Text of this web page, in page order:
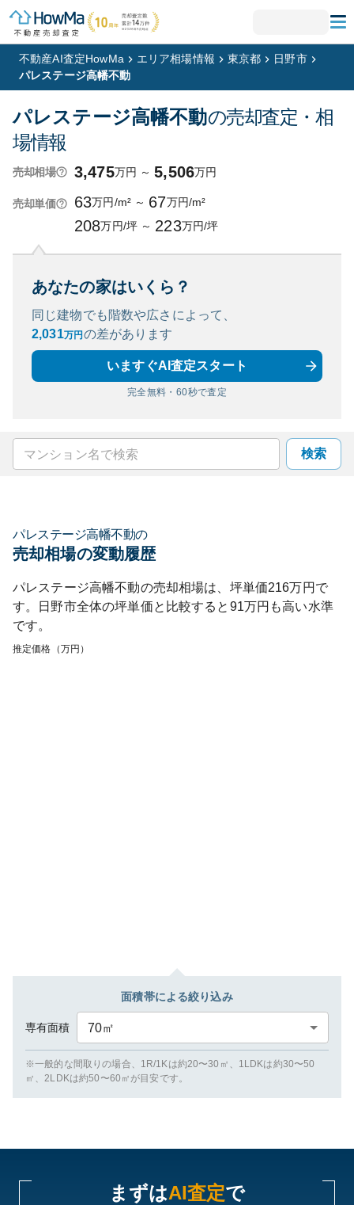
不動産AI査定HowMa エリア相場情報 東京都
日野市
パレステージ高幡不動
パレステージ高幡不動の売却査定・相
場情報
売却相場 3,475万円 ～ 5,506万円
売却単価 63万円/m² ～ 67万円/m²
208万円/坪 ～ 223万円/坪
あなたの家はいくら？
同じ建物でも階数や広さによって、
2,031万円 の差があります
いますぐAI査定スタート
完全無料・60秒で査定
検索
パレステージ高幡不動の
売却相場の変動履歴
パレステージ高幡不動の売却相場は、坪単価216万円で
す。
日野市全体の坪単価と比較すると 91万円も高い水準
です。
推定価格（万円）
面積帯による絞り込み
専有面積 70㎡
※一般的な間取りの場合、1R/1Kは約20〜30㎡、1LDKは約30〜50
㎡、2LDKは約50〜60㎡が目安です。
まずはAI査定で